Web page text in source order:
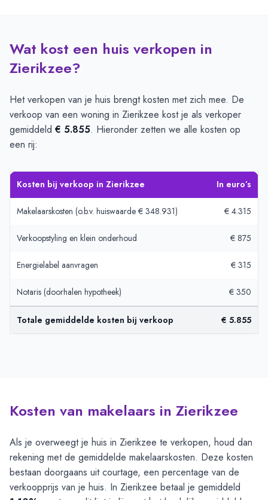
Wat kost een huis verkopen in
Zierikzee?
Het verkopen van je huis brengt kosten met zich mee. De
verkoop van een woning in Zierikzee kost je als verkoper
gemiddeld € 5.855. Hieronder zetten we alle kosten op
een rij:
Kosten bij verkoop in Zierikzee In euro’s
Makelaarskosten (o.b.v. huiswaarde € 348.931) € 4.315
Verkoopstyling en klein onderhoud € 875
Energielabel aanvragen € 315
Notaris (doorhalen hypotheek) € 350
Totale gemiddelde kosten bij verkoop € 5.855
Kosten van makelaars in Zierikzee
Als je overweegt je huis in Zierikzee te verkopen, houd dan
rekening met de gemiddelde makelaarskosten. Deze kosten
bestaan doorgaans uit courtage, een percentage van de
verkoopprijs van je huis. In Zierikzee betaal je gemiddeld